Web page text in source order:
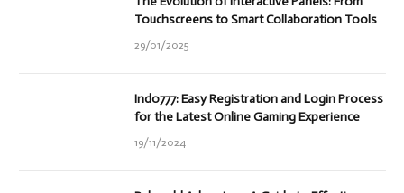
Touchscreens to Smart Collaboration Tools
29/01/2025
Indo777: Easy Registration and Login Process
for the Latest Online Gaming Experience
19/11/2024